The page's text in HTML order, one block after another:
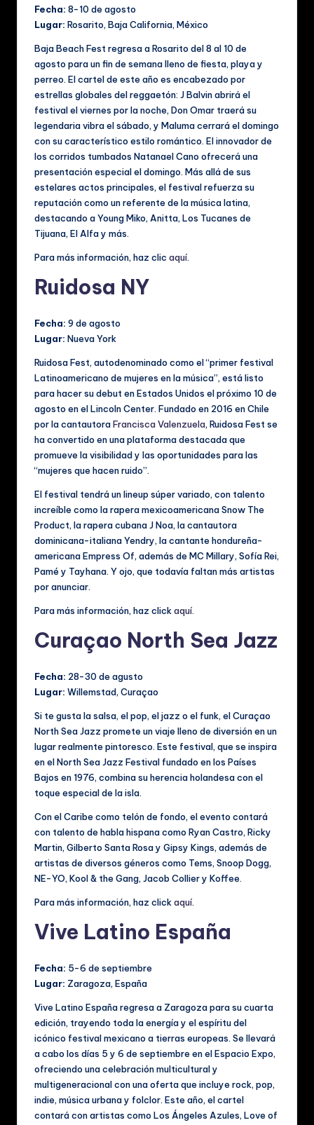
Fecha: 8-10 de agosto
Lugar: Rosarito, Baja California, México
Baja Beach Fest regresa a Rosarito del 8 al 10 de
agosto para un fin de semana lleno de fiesta, playa y
perreo. El cartel de este año es encabezado por
estrellas globales del reggaetón: J Balvin abrirá el
festival el viernes por la noche, Don Omar traerá su
legendaria vibra el sábado, y Maluma cerrará el domingo
con su característico estilo romántico. El innovador de
los corridos tumbados Natanael Cano ofrecerá una
presentación especial el domingo. Más allá de sus
estelares actos principales, el festival refuerza su
reputación como un referente de la música latina,
destacando a Young Miko, Anitta, Los Tucanes de
Tijuana, El Alfa y más.
Para más información, haz clic aquí.
Ruidosa NY
Fecha: 9 de agosto
Lugar: Nueva York
Ruidosa Fest, autodenominado como el “primer festival
Latinoamericano de mujeres en la música”, está listo
para hacer su debut en Estados Unidos el próximo 10 de
agosto en el Lincoln Center. Fundado en 2016 en Chile
por la cantautoraFrancisca Valenzuela, Ruidosa Fest se
ha convertido en una plataforma destacada que
promueve la visibilidad y las oportunidades para las
“mujeres que hacen ruido”.
El festival tendrá un lineup súper variado, con talento
increíble como la rapera mexicoamericana Snow The
Product, la rapera cubana J Noa, la cantautora
dominicana-italiana Yendry, la cantante hondureña-
americana Empress Of, además de MC Millary, Sofía Rei,
Pamé y Tayhana. Y ojo, que todavía faltan más artistas
por anunciar.
Para más información, haz clickaquí.
Curaçao North Sea Jazz
Fecha: 28-30 de agusto
Lugar: Willemstad, Curaçao
Si te gusta la salsa, el pop, el jazz o el funk, el Curaçao
North Sea Jazz promete un viaje lleno de diversión en un
lugar realmente pintoresco. Este festival, que se inspira
en el North Sea Jazz Festival fundado en los Países
Bajos en 1976, combina su herencia holandesa con el
toque especial de la isla.
Con el Caribe como telón de fondo, el evento contará
con talento de habla hispana como Ryan Castro, Ricky
Martin, Gilberto Santa Rosa y Gipsy Kings, además de
artistas de diversos géneros como Tems, Snoop Dogg,
NE-YO, Kool & the Gang, Jacob Collier y Koffee.
Para más información, haz clickaquí.
Vive Latino España
Fecha: 5-6 de septiembre
Lugar: Zaragoza, España
Vive Latino España regresa a Zaragoza para su cuarta
edición, trayendo toda la energía y el espíritu del
icónico festival mexicano a tierras europeas. Se llevará
a cabo los días 5 y 6 de septiembre en el Espacio Expo,
ofreciendo una celebración multicultural y
multigeneracional con una oferta que incluye rock, pop,
indie, música urbana y folclor. Este año, el cartel
contará con artistas como Los Ángeles Azules, Love of